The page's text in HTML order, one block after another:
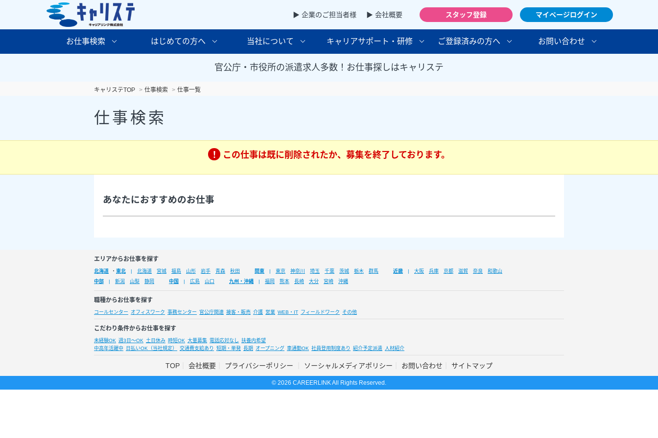
▶ 企業のご担当者様 ▶ 会社概要 スタッフ登録 マイページログイン
お仕事検索 はじめての方へ 当社について キャリアサポート・研修 ご登録済みの方へ お問い合わせ
官公庁・市役所の派遣求人多数！お仕事探しはキャリステ
キャリステTOP 仕事検索 仕事一覧
仕事検索
この仕事は既に削除されたか、募集を終了しております。
あなたにおすすめのお仕事
エリアからお仕事を探す
北海道 ・ 東北 北海道 宮城 福島 山形 岩手 青森 秋田 関東 東京 神奈川 埼玉 千葉 茨城 栃木 群馬 近畿 大阪 兵庫 京都 滋賀 奈良
和歌山
中部
新潟 山梨 静岡 中国 広島 山口 九州・沖縄 福岡 熊本 長崎 大分 宮崎 沖縄
職種からお仕事を探す
コールセンター オフィスワーク 事務センター 官公庁関連 接客・販売 介護 営業 WEB・IT フィールドワーク その他
こだわり条件からお仕事を探す
未経験OK 週3日～OK 土日休み 時短OK 大量募集 電話応対なし 扶養内希望
中高年活躍中
日払いOK（当社規定） 交通費支給あり 短期・単発 長期 オープニング 車通勤OK 社員登用制度あり 紹介予定派遣 人材紹介
TOP 会社概要 プライバシーポリシー ソーシャルメディアポリシー お問い合わせ サイトマップ
© 2026 CAREERLINK All Rights Reserved.